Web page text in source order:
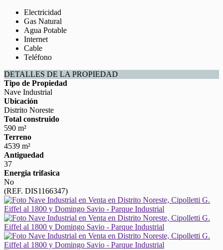
Electricidad
Gas Natural
Agua Potable
Internet
Cable
Teléfono
DETALLES DE LA PROPIEDAD
Tipo de Propiedad
Nave Industrial
Ubicación
Distrito Noreste
Total construido
590 m²
Terreno
4539 m²
Antiguedad
37
Energia trifasica
No
(REF. DIS1166347)